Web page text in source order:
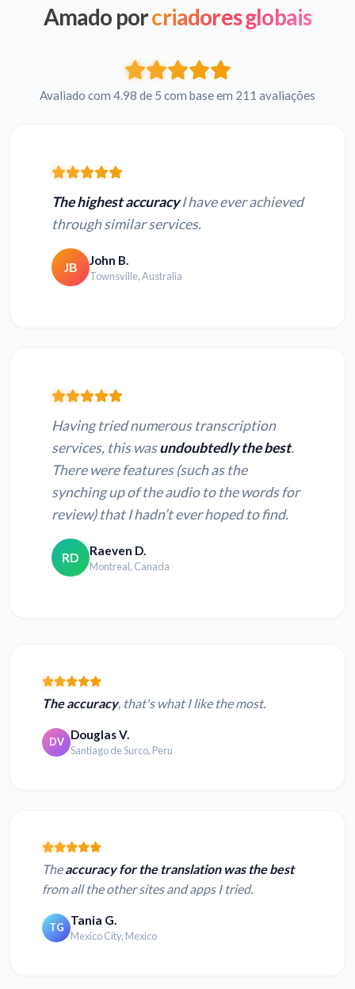
Amado porcriadores globais
Avaliado com 4.98 de 5 com base em 211 avaliações
The highest accuracyI have ever achieved
through similar services.
JB John B.
Townsville, Australia
Having tried numerous transcription
services, this wasundoubtedly the best.
There were features (such as the
synching up of the audio to the words for
review) that I hadn’t ever hoped to find.
RD Raeven D.
Montreal, Canada
The accuracy, that's what I like the most.
DV Douglas V.
Santiago de Surco, Peru
Theaccuracy for the translation was the best
from all the other sites and apps I tried.
TG Tania G.
Mexico City, Mexico